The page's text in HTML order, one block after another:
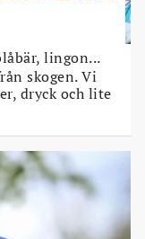
lingon...
skogen. Vi
dryck och lite